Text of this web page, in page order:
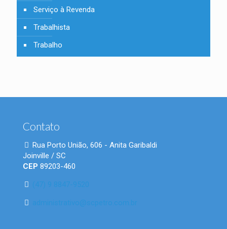
Serviço à Revenda
Trabalhista
Trabalho
Contato
Rua Porto União, 606 - Anita Garibaldi
Joinville / SC
CEP 89203-460
(47) 9 8847-9520
administrativo@scpetro.com.br